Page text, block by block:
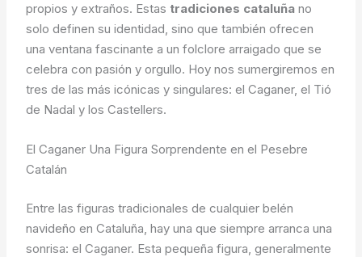
propios y extraños. Estas tradiciones cataluña no
solo definen su identidad, sino que también ofrecen
una ventana fascinante a un folclore arraigado que se
celebra con pasión y orgullo. Hoy nos sumergiremos en
tres de las más icónicas y singulares: el Caganer, el Tió
de Nadal y los Castellers.
El Caganer Una Figura Sorprendente en el Pesebre
Catalán
Entre las figuras tradicionales de cualquier belén
navideño en Cataluña, hay una que siempre arranca una
sonrisa: el Caganer. Esta pequeña figura, generalmente